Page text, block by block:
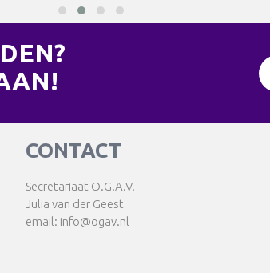
CONTACT
Secretariaat O.G.A.V.
Julia van der Geest
email: info@ogav.nl